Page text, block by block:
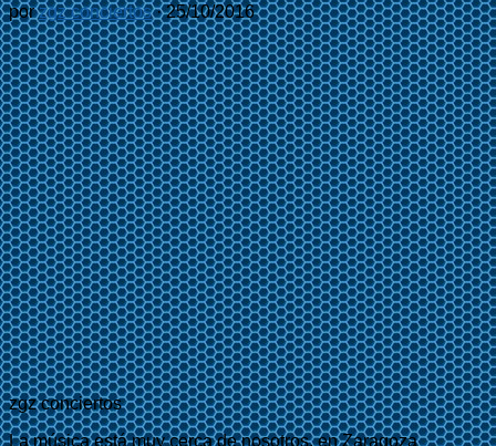
porzgz conciertos ·25/10/2016
zgz conciertos
La música está muy cerca de nosotros, en Zaragoza